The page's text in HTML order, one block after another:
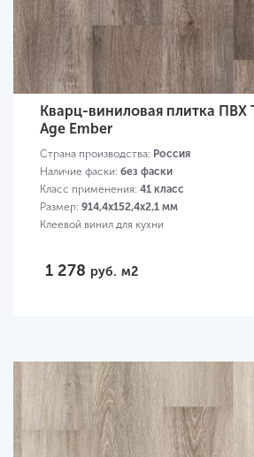
Кварц-виниловая плитка ПВХ
Age Ember
Страна производства: Россия
Наличие фаски: без фаски
Класс применения: 41 класс
Размер: 914,4х152,4х2,1 мм
Клеевой винил для кухни
1 278 руб. м2